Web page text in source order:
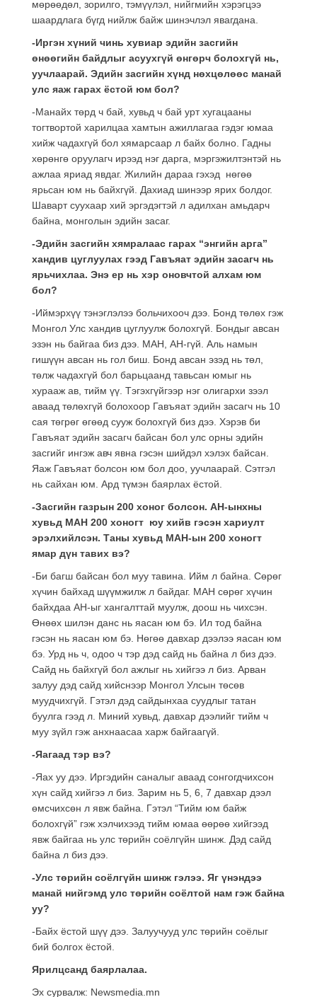
мөрөөдөл, зорилго, тэмүүлэл, нийгмийн хэрэгцээ
шаардлага бүгд нийлж байж шинэчлэл явагдана.
-Иргэн хүний чинь хувиар эдийн засгийн
өнөөгийн байдлыг асуухгүй өнгөрч болохгүй нь,
уучлаарай. Эдийн засгийн хүнд нөхцөлөөс манай
улс яаж гарах ёстой юм бол?
-Манайх төрд ч бай, хувьд ч бай урт хугацааны
тогтвортой харилцаа хамтын ажиллагаа гэдэг юмаа
хийж чадахгүй бол хямарсаар л байх болно. Гадны
хөрөнгө оруулагч ирээд нэг дарга, мэргэжилтэнтэй нь
ажлаа яриад явдаг. Жилийн дараа гэхэд нөгөө
ярьсан юм нь байхгүй. Дахиад шинээр ярих болдог.
Шаварт суухаар хий эргэдэгтэй л адилхан амьдарч
байна, монголын эдийн засаг.
-Эдийн засгийн хямралаас гарах “энгийн арга”
хандив цуглуулах гээд Гавъяат эдийн засагч нь
ярьчихлаа. Энэ ер нь хэр оновчтой алхам юм
бол?
-Иймэрхүү тэнэглэлээ больчихооч дээ. Бонд төлөх гэж
Монгол Улс хандив цуглуулж болохгүй. Бондыг авсан
эзэн нь байгаа биз дээ. МАН, АН-гүй. Аль намын
гишүүн авсан нь гол биш. Бонд авсан эзэд нь төл,
төлж чадахгүй бол барьцаанд тавьсан юмыг нь
хурааж ав, тийм үү. Тэгэхгүйгээр нэг олигархи зээл
аваад төлөхгүй болохоор Гавъяат эдийн засагч нь 10
сая төгрөг өгөөд сууж болохгүй биз дээ. Хэрэв би
Гавъяат эдийн засагч байсан бол улс орны эдийн
засгийг ингэж авч явна гэсэн шийдэл хэлэх байсан.
Яаж Гавъяат болсон юм бол доо, уучлаарай. Сэтгэл
нь сайхан юм. Ард түмэн баярлах ёстой.
-Засгийн газрын 200 хоног болсон. АН-ынхны
хувьд МАН 200 хоногт юу хийв гэсэн хариулт
эрэлхийлсэн. Таны хувьд МАН-ын 200 хоногт
ямар дүн тавих вэ?
-Би багш байсан бол муу тавина. Ийм л байна. Сөрөг
хүчин байхад шүүмжилж л байдаг. МАН сөрөг хүчин
байхдаа АН-ыг хангалттай муулж, доош нь чихсэн.
Өнөөх шилэн данс нь яасан юм бэ. Ил тод байна
гэсэн нь яасан юм бэ. Нөгөө давхар дээлээ яасан юм
бэ. Урд нь ч, одоо ч тэр дэд сайд нь байна л биз дээ.
Сайд нь байхгүй бол ажлыг нь хийгээ л биз. Арван
залуу дэд сайд хийснээр Монгол Улсын төсөв
муудчихгүй. Гэтэл дэд сайдынхаа суудлыг татан
буулга гээд л. Миний хувьд, давхар дээлийг тийм ч
муу зүйл гэж анхнаасаа харж байгаагүй.
-Яагаад тэр вэ?
-Яах уу дээ. Иргэдийн саналыг аваад сонгогдчихсон
хүн сайд хийгээ л биз. Зарим нь 5, 6, 7 давхар дээл
өмсчихсөн л явж байна. Гэтэл “Тийм юм байж
болохгүй” гэж хэлчихээд тийм юмаа өөрөө хийгээд
явж байгаа нь улс төрийн соёлгүйн шинж. Дэд сайд
байна л биз дээ.
-Улс төрийн соёлгүйн шинж гэлээ. Яг үнэндээ
манай нийгэмд улс төрийн соёлтой нам гэж байна
уу?
-Байх ёстой шүү дээ. Залуучууд улс төрийн соёлыг
бий болгох ёстой.
Ярилцсанд баярлалаа.
Эх сурвалж: Newsmedia.mn